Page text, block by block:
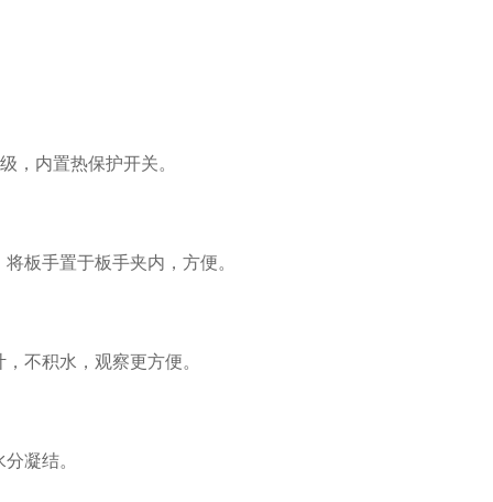
内置热保护开关。
手置于板手夹内，方便。
不积水，观察更方便。
凝结。